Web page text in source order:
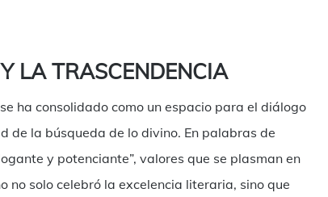
LA TRASCENDENCIA
se ha consolidado como un espacio para el diálogo
de la búsqueda de lo divino. En palabras de
y potenciante”, valores que se plasman en
no solo celebró la excelencia literaria, sino que